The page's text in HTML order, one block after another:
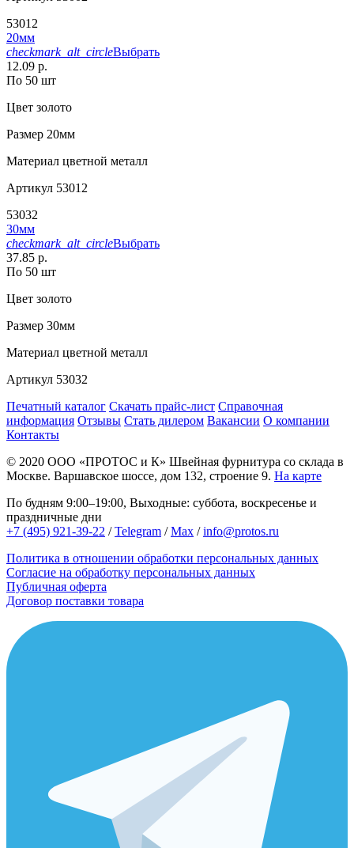
53012
20мм
checkmark_alt_circleВыбрать
12.09 р.
По 50 шт
Цвет золото
Размер 20мм
Материал цветной металл
Артикул 53012
53032
30мм
checkmark_alt_circleВыбрать
37.85 р.
По 50 шт
Цвет золото
Размер 30мм
Материал цветной металл
Артикул 53032
Печатный каталог Скачать прайс-лист Справочная
информация Отзывы Стать дилером Вакансии О компании
Контакты
© 2020 ООО «ПРОТОС и К» Швейная фурнитура со склада в
Москве. Варшавское шоссе, дом 132, строение 9. На карте
По будням 9:00–19:00, Выходные: суббота, воскресенье и
праздничные дни
+7 (495) 921-39-22 /Telegram /Max /info@protos.ru
Политика в отношении обработки персональных данных
Согласие на обработку персональных данных
Публичная оферта
Договор поставки товара